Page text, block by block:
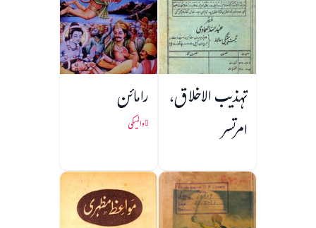
تہذیب الاخلاق،
امرتسر
رامائن
والمیکی